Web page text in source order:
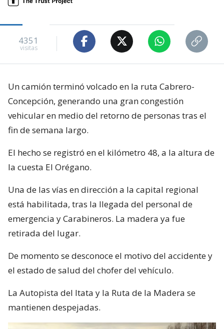
4351
visitas
Un camión terminó volcado en la ruta Cabrero-
Concepción, generando una gran congestión
vehicular en medio del retorno de personas tras el
fin de semana largo.
El hecho se registró en el kilómetro 48, a la altura de
la cuesta El Orégano.
Una de las vías en dirección a la capital regional
está habilitada, tras la llegada del personal de
emergencia y Carabineros. La madera ya fue
retirada del lugar.
De momento se desconoce el motivo del accidente y
el estado de salud del chofer del vehículo.
La Autopista del Itata y la Ruta de la Madera se
mantienen despejadas.